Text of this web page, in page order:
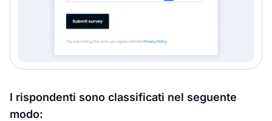
I rispondenti sono classificati nel seguente
modo: